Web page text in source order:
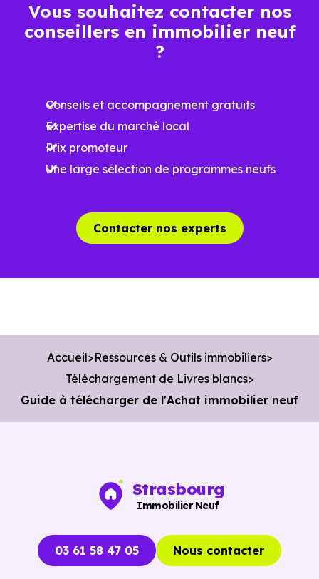
Vous souhaitez contacter nos
conseillers en immobilier neuf
?
Conseils et accompagnement gratuits
Expertise du marché local
Prix promoteur
Une large sélection de programmes neufs
Contacter nos experts
Accueil Ressources & Outils immobiliers
Téléchargement de Livres blancs
Guide à télécharger de l'Achat immobilier neuf
Strasbourg
Immobilier Neuf
03 61 58 47 05 Nous contacter